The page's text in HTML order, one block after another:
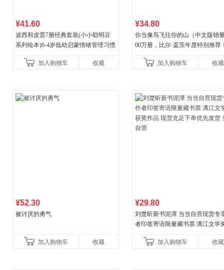
¥41.60
波西和皮普7册经典套装(小小聪明豆
系列绘本)0-4岁低幼启蒙情绪管理习惯
养好品质，发现快
加入购物车 收藏
¥34.80
你当像鸟飞往你的山（中文版销
00万册，比尔·盖茨年度特别推荐
比你听说的还要
加入购物车 收藏
¥52.30
被讨厌的勇气
加入购物车 收藏
¥29.80
刘楚昕新书泥潭 当当自营现货专
者印签寄语限量藏书票 漓江文学
加入购物车 收藏